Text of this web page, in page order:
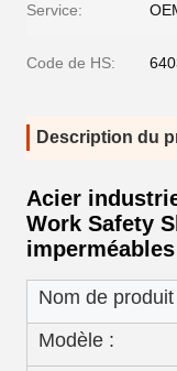
Service:
Code de HS:
Description du
Acier
Work Safety
Nom de produit
Modèle :